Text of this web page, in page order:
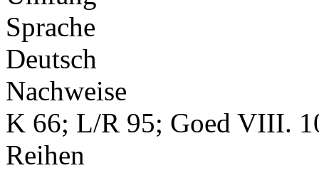
Sprache
Deutsch
Nachweise
K 66; L/R 95; Goed VIII.
Reihen